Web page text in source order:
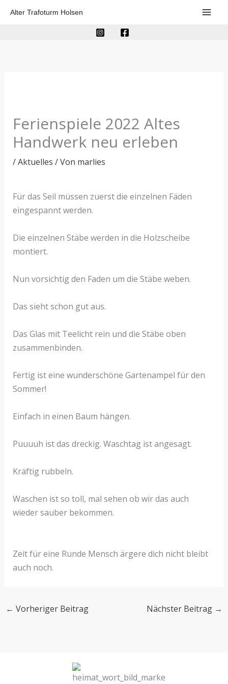
Alter Trafoturm Holsen
Ferienspiele 2022 Altes
Handwerk neu erleben
/Aktuelles / Von marlies
Für das Seil müssen zuerst die einzelnen Fäden
eingespannt werden.
Die einzelnen Stäbe werden in die Holzscheibe
montiert.
Nun vorsichtig den Faden um die Stäbe weben.
Das sieht schon gut aus.
Das Glas mit Teelicht rein und die Stäbe oben
zusammenbinden.
Fertig ist eine wunderschöne Gartenampel für den
Sommer!
Einfach in einen Baum hängen.
Puuuuh ist das dreckig. Waschtag ist angesagt.
Kräftig rubbeln.
Waschen ist so toll, mal sehen ob wir das auch
wieder sauber bekommen.
Zeit für eine Runde Mensch ärgere dich nicht bleibt
auch noch.
← Vorheriger Beitrag Nächster Beitrag →